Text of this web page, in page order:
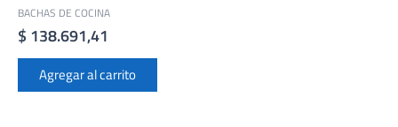
BACHAS DE COCINA
$ 138.691,41
Agregar al carrito